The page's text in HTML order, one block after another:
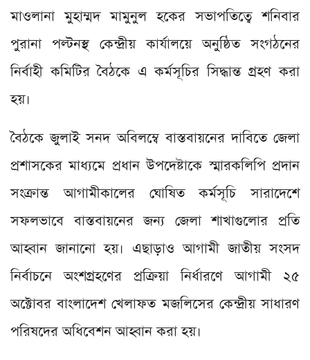
মাওলানা মুহাম্মদ মামুনুল হকের সভাপতিত্বে শনিবার
পুরানা পল্টনস্থ কেন্দ্রীয় কার্যালয়ে অনুষ্ঠিত সংগঠনের
নির্বাহী কমিটির বৈঠকে এ কর্মসূচির সিদ্ধান্ত গ্রহণ করা
হয়।
বৈঠকে জুলাই সনদ অবিলম্বে বাস্তবায়নের দাবিতে জেলা
প্রশাসকের মাধ্যমে প্রধান উপদেষ্টাকে স্মারকলিপি প্রদান
সংক্রান্ত আগামীকালের ঘোষিত কর্মসূচি সারাদেশে
সফলভাবে বাস্তবায়নের জন্য জেলা শাখাগুলোর প্রতি
আহ্বান জানানো হয়। এছাড়াও আগামী জাতীয় সংসদ
নির্বাচনে অংশগ্রহণের প্রক্রিয়া নির্ধারণে আগামী ২৫
অক্টোবর বাংলাদেশ খেলাফত মজলিসের কেন্দ্রীয় সাধারণ
পরিষদের অধিবেশন আহ্বান করা হয়।